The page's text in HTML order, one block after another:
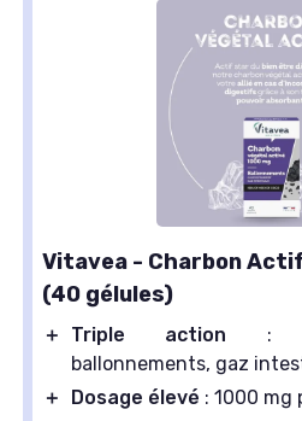
Vitavea - Charbon
(40 gélules)
＋ Triple action :
ballonnements, gaz
＋
Dosage élevé : 1000 mg